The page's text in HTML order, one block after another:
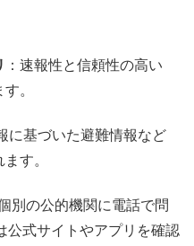
：速報性と信頼性の高い
。
に基づいた避難情報など
す。
別の公的機関に電話で問
公式サイトやアプリを確認